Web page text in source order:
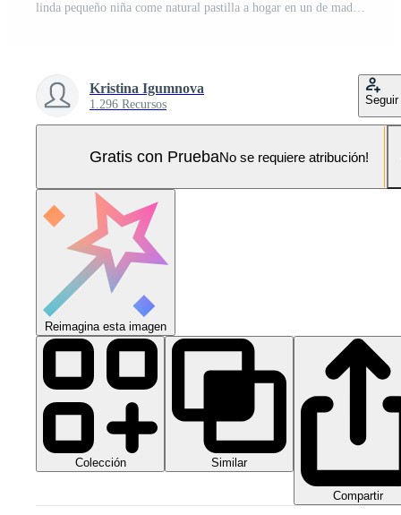
linda pequeño niña come natural pastilla a hogar en un de madera cocina. comida para niños desde natural productos Foto Pro
Kristina Igumnova
1.296 Recursos Seguir
Gratis con PruebaNo se requiere atribución!
Reimagina esta imagen
Colección Similar
Compartir